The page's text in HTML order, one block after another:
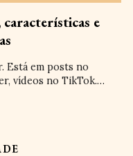
e
Está em posts no
vídeos no TikTok.…